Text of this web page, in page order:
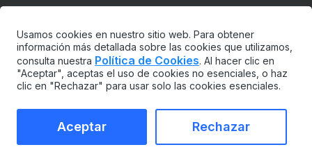
Usamos cookies en nuestro sitio web. Para obtener
información más detallada sobre las cookies que utilizamos,
consulta nuestra Política de Cookies. Al hacer clic en
"Aceptar", aceptas el uso de cookies no esenciales, o haz
clic en "Rechazar" para usar solo las cookies esenciales.
Aceptar Rechazar